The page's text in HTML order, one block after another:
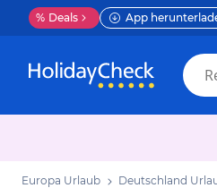
% Deals App
Europa Urlaub Deutschland